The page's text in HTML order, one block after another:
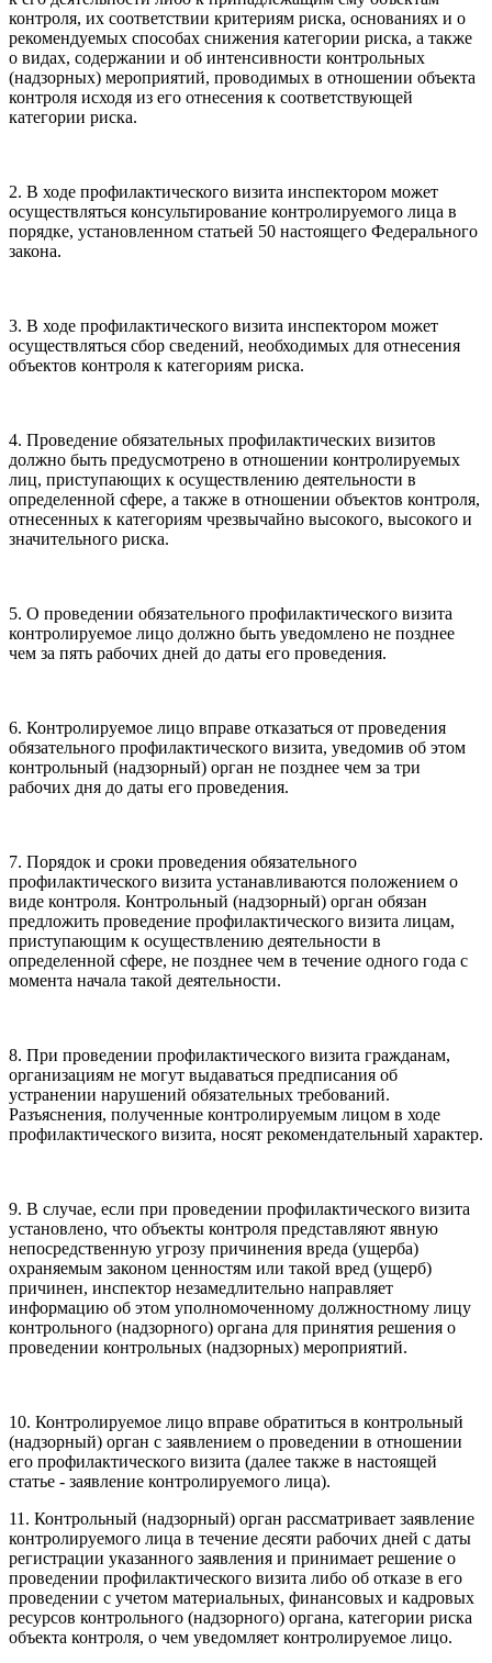
контроля, их соответствии критериям риска, основаниях и о
рекомендуемых способах снижения категории риска, а также
о видах, содержании и об интенсивности контрольных
(надзорных) мероприятий, проводимых в отношении объекта
контроля исходя из его отнесения к соответствующей
категории риска.
2. В ходе профилактического визита инспектором может
осуществляться консультирование контролируемого лица в
порядке, установленном статьей 50 настоящего Федерального
закона.
3. В ходе профилактического визита инспектором может
осуществляться сбор сведений, необходимых для отнесения
объектов контроля к категориям риска.
4. Проведение обязательных профилактических визитов
должно быть предусмотрено в отношении контролируемых
лиц, приступающих к осуществлению деятельности в
определенной сфере, а также в отношении объектов контроля,
отнесенных к категориям чрезвычайно высокого, высокого и
значительного риска.
5. О проведении обязательного профилактического визита
контролируемое лицо должно быть уведомлено не позднее
чем за пять рабочих дней до даты его проведения.
6. Контролируемое лицо вправе отказаться от проведения
обязательного профилактического визита, уведомив об этом
контрольный (надзорный) орган не позднее чем за три
рабочих дня до даты его проведения.
7. Порядок и сроки проведения обязательного
профилактического визита устанавливаются положением о
виде контроля. Контрольный (надзорный) орган обязан
предложить проведение профилактического визита лицам,
приступающим к осуществлению деятельности в
определенной сфере, не позднее чем в течение одного года с
момента начала такой деятельности.
8. При проведении профилактического визита гражданам,
организациям не могут выдаваться предписания об
устранении нарушений обязательных требований.
Разъяснения, полученные контролируемым лицом в ходе
профилактического визита, носят рекомендательный характер.
9. В случае, если при проведении профилактического визита
установлено, что объекты контроля представляют явную
непосредственную угрозу причинения вреда (ущерба)
охраняемым законом ценностям или такой вред (ущерб)
причинен, инспектор незамедлительно направляет
информацию об этом уполномоченному должностному лицу
контрольного (надзорного) органа для принятия решения о
проведении контрольных (надзорных) мероприятий.
10. Контролируемое лицо вправе обратиться в контрольный
(надзорный) орган с заявлением о проведении в отношении
его профилактического визита (далее также в настоящей
статье - заявление контролируемого лица).
11. Контрольный (надзорный) орган рассматривает заявление
контролируемого лица в течение десяти рабочих дней с даты
регистрации указанного заявления и принимает решение о
проведении профилактического визита либо об отказе в его
проведении с учетом материальных, финансовых и кадровых
ресурсов контрольного (надзорного) органа, категории риска
объекта контроля, о чем уведомляет контролируемое лицо.